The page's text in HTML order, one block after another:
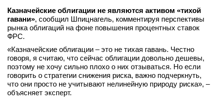
Казначейские облигации не являются активом «тихой
гавани», сообщил Шпицнагель, комментируя перспективы
рынка облигаций на фоне повышения процентных ставок
ФРС.
«Казначейские облигации – это не тихая гавань. Честно
говоря, я считаю, что сейчас облигации довольно дешевы,
поэтому не хочу сильно плохо о них отзываться. Но если
говорить о стратегии снижения риска, важно подчеркнуть,
что они просто не учитывают нелинейную природу риска», –
объясняет эксперт.